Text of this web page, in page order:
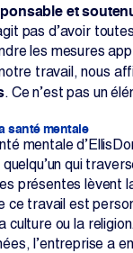
et
pas d’avoir
les mesures
travail, nous
. Ce n’est pas un
santé mentale
mentale
qui
présentes lèvent
ce travail est
culture ou la religion.
l’entreprise a